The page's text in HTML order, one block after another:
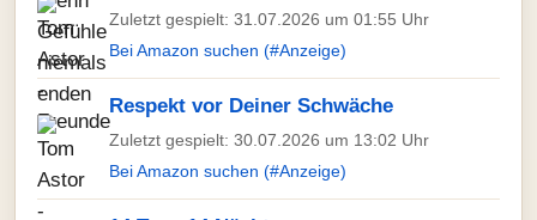
Zuletzt gespielt: 31.07.2026 um 01:55 Uhr
Bei Amazon suchen (#Anzeige)
Respekt vor Deiner Schwäche
Zuletzt gespielt: 30.07.2026 um 13:02 Uhr
Bei Amazon suchen (#Anzeige)